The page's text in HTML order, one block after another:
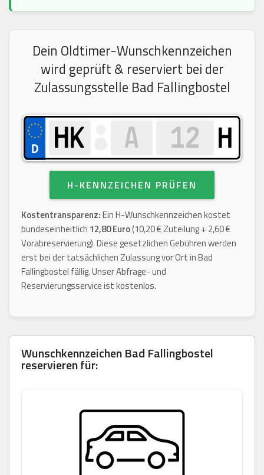
Dein Oldtimer-Wunschkennzeichen
wird geprüft & reserviert bei der
Zulassungsstelle Bad Fallingbostel
H
H-KENNZEICHEN PRÜFEN
Kostentransparenz:Ein H-Wunschkennzeichen kostet
bundeseinheitlich 12,80 Euro(10,20 € Zuteilung + 2,60 €
Vorabreservierung). Diese gesetzlichen Gebühren werden
erst bei der tatsächlichen Zulassung vor Ort in Bad
Fallingbostel fällig. Unser Abfrage- und
Reservierungsservice ist kostenlos.
WunschkennzeichenBad Fallingbostel
reservieren für: